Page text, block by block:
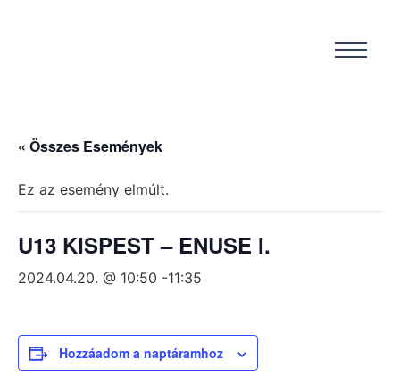
« Összes Események
Ez az esemény elmúlt.
U13 KISPEST – ENUSE I.
2024.04.20. @ 10:50 -11:35
Hozzáadom a naptáramhoz